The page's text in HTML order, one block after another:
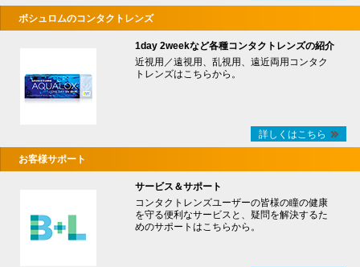
ボシュロムのコンタクトレンズ
1day 2weekなど各種コンタクトレンズの紹介
近視用／遠視用、乱視用、遠近両用コンタク
トレンズはこちらから。
詳しくはこちら
お客様サポート
サービス＆サポート
コンタクトレンズユーザーの皆様の瞳の健康
を守る便利なサービスと、疑問を解決するた
めのサポートはこちらから。